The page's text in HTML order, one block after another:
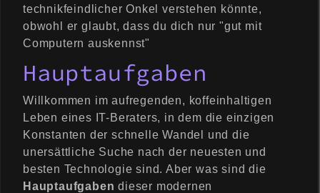
technikfeindlicher Onkel verstehen könnte,
obwohl er glaubt, dass du dich nur "gut mit
Computern auskennst"
Hauptaufgaben
Willkommen im aufregenden, koffeinhaltigen
Leben eines IT-Beraters, in dem die einzigen
Konstanten der schnelle Wandel und die
unersättliche Suche nach der neuesten und
besten Technologie sind. Aber was sind die
Hauptaufgaben dieser modernen